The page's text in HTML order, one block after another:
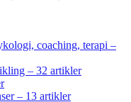
coaching, terapi –
– 32 artikler
– 13 artikler